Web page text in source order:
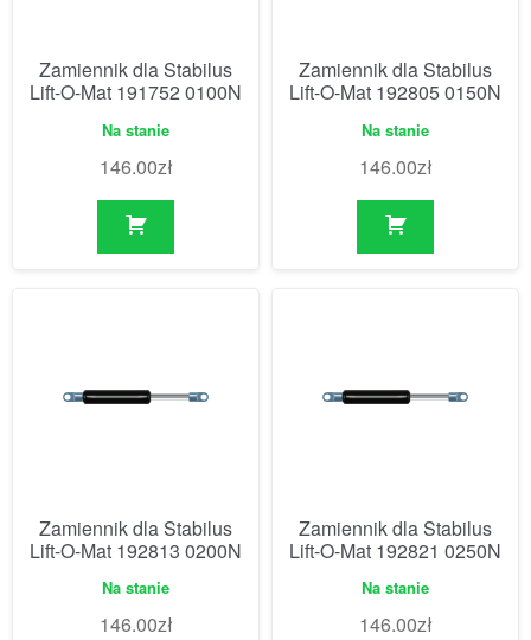
Zamiennik dla Stabilus
Lift-O-Mat 191752 0100N
Na stanie
146.00zł
Zamiennik dla Stabilus
Lift-O-Mat 192805 0150N
Na stanie
146.00zł
Zamiennik dla Stabilus
Lift-O-Mat 192813 0200N
Na stanie
146.00zł
Zamiennik dla Stabilus
Lift-O-Mat 192821 0250N
Na stanie
146.00zł